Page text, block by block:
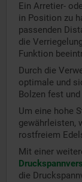
Ein Arretier-
in Position zu
passenden
die
Funktion
Durch die
optimale und
Bolzen fest
Um eine hohe
gewährleisten,
rostfreiem
Mit einer
die